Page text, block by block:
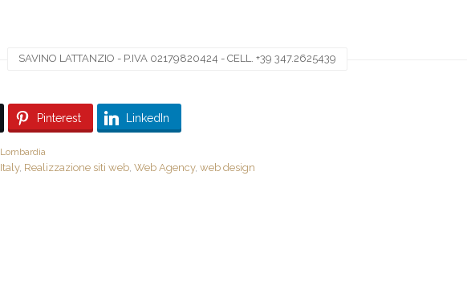
SAVINO LATTANZIO - P.IVA 02179820424 - CELL. +39 347.2625439
Pinterest LinkedIn
Lombardia
Italy, Realizzazione siti web Web Agency, web design